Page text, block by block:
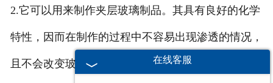
2.它可以用来制作夹层玻璃制品。其具有良好的化学
特性，因而在制作的过程中不容易出现渗透的情况，
且不会改变玻璃的成分，因而制作的夹层玻璃制品非
在线客服